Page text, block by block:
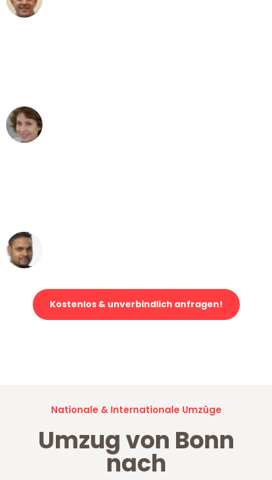
Kostenlos & unverbindlich anfragen!
Nationale & Internationale Umzüge
Umzug von Bonn
nach